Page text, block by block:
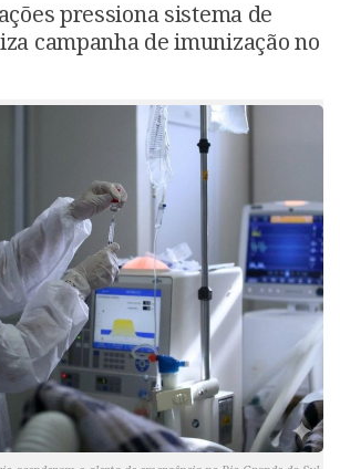
pressiona sistema de
campanha de imunização no